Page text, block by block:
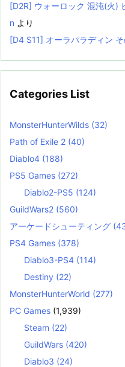
[D2R] ウォーロック 混沌(火)
n より
[D4 S11] オーラパラディン
Categories List
MonsterHunterWilds (32)
Path of Exile 2 (40)
Diablo4 (188)
PS5 Games (272)
Diablo2-PS5 (124)
GuildWars2 (560)
アーケードシューティング
PS4 Games (378)
Diablo3-PS4 (114)
Destiny (22)
MonsterHunterWorld (277)
PC Games (1,939)
Steam (22)
GuildWars (420)
Diablo3 (24)